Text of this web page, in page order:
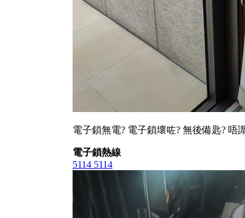
電子鎖無電? 電子鎖壞咗? 無後備匙? 唔
電子鎖熱線
5114 5114